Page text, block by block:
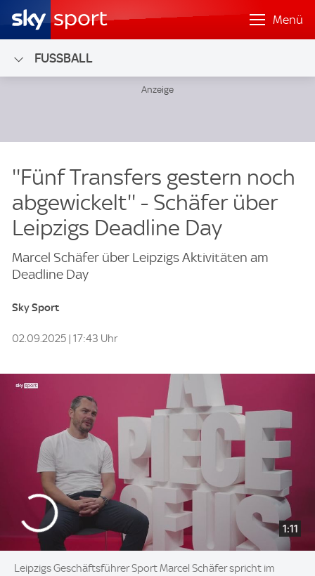
Menü
FUSSBALL
''Fünf Transfers gestern noch
abgewickelt'' - Schäfer über
Leipzigs Deadline Day
Marcel Schäfer über Leipzigs Aktivitäten am
Deadline Day
Sky Sport
02.09.2025 | 17:43 Uhr
1:11
Leipzigs Geschäftsführer Sport Marcel Schäfer spricht im